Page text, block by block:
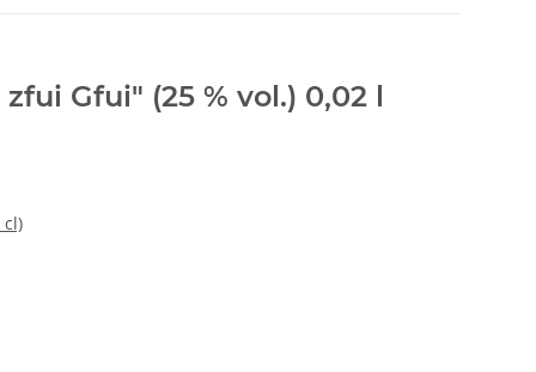
Gfui" (25 % vol.) 0,02 l
cl)